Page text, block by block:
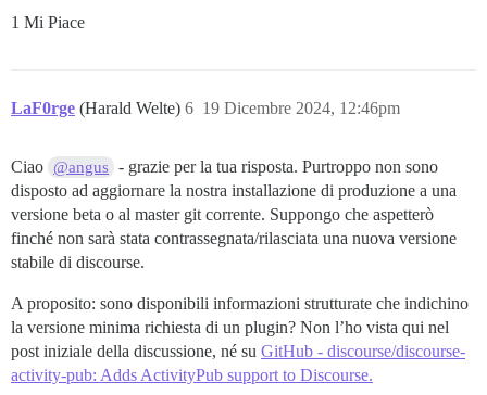
1 Mi Piace
LaF0rge (Harald Welte) 19 Dicembre 2024, 12:46pm
6
Ciao @angus - grazie per la tua risposta. Purtroppo non sono
disposto ad aggiornare la nostra installazione di produzione a una
versione beta o al master git corrente. Suppongo che aspetterò
finché non sarà stata contrassegnata/rilasciata una nuova versione
stabile di discourse.
A proposito: sono disponibili informazioni strutturate che indichino
la versione minima richiesta di un plugin? Non l’ho vista qui nel
post iniziale della discussione, né su GitHub - discourse/discourse-
activity-pub: Adds ActivityPub support to Discourse.